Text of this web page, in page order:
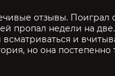
отзывы. Поиграл
пропал недели на
и
но она постепенно